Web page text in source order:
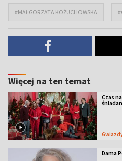
#MAŁGORZATA KOŻUCHOWSKA
Więcej na ten temat
Czas
Dama